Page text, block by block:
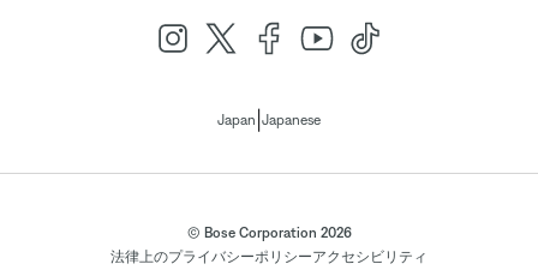
Japan Japanese
© Bose Corporation 2026
法律上のプライバシーポリシーアクセシビリティ